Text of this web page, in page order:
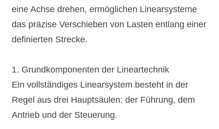
eine Achse drehen, ermöglichen Linearsysteme
das präzise Verschieben von Lasten entlang einer
definierten Strecke.
1. Grundkomponenten der Lineartechnik
Ein vollständiges Linearsystem besteht in der
Regel aus drei Hauptsäulen: der Führung, dem
Antrieb und der Steuerung.